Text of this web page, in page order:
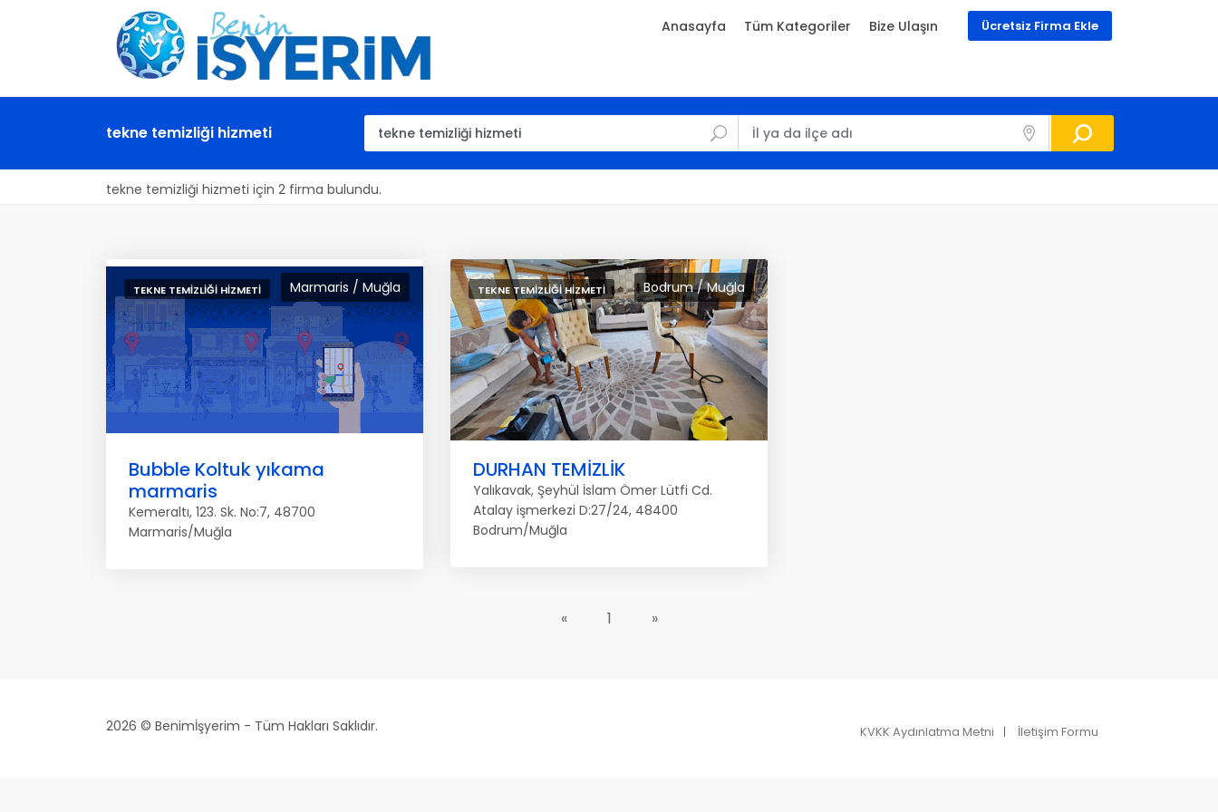
Ücretsiz Firma Ekle
Anasayfa Tüm Kategoriler Bize Ulaşın
tekne temizliği hizmeti
tekne temizliği hizmeti için 2 firma bulundu.
Marmaris / Muğla
TEKNE TEMIZLIĞI HIZMETI
Bubble Koltuk yıkama
marmaris
Kemeraltı, 123. Sk. No:7, 48700
Marmaris/Muğla
Bodrum / Muğla
TEKNE TEMIZLIĞI HIZMETI
DURHAN TEMİZLİK
Yalıkavak, Şeyhül İslam Ömer Lütfi Cd.
Atalay işmerkezi D:27/24, 48400
Bodrum/Muğla
« 1 »
2026 © Benimİşyerim - Tüm Hakları Saklıdır. KVKK Aydınlatma Metni İletişim Formu